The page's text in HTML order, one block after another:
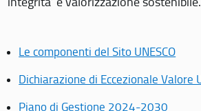
Le componenti del Sito UNESCO
Dichiarazione di Eccezionale Valore
Piano di Gestione 2024-2030